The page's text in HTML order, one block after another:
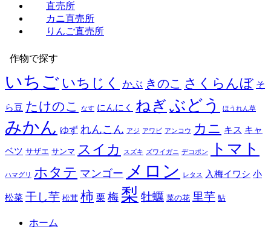
直売所
カニ直売所
りんご直売所
作物で探す
いちご いちじく かぶ きのこ さくらんぼ そ
ら豆 たけのこ なす にんにく ねぎ ぶどう ほうれん草
みかん ゆず れんこん アジ アワビ アンコウ カニ キス キャ
ベツ サザエ サンマ スイカ スズキ ズワイガニ デコポン トマト
ハマグリ ホタテ マンゴー メロン レタス 入梅イワシ 小
松菜 干し芋 松茸 柿 栗 梅 梨 牡蠣 菜の花 里芋 鮎
ホーム